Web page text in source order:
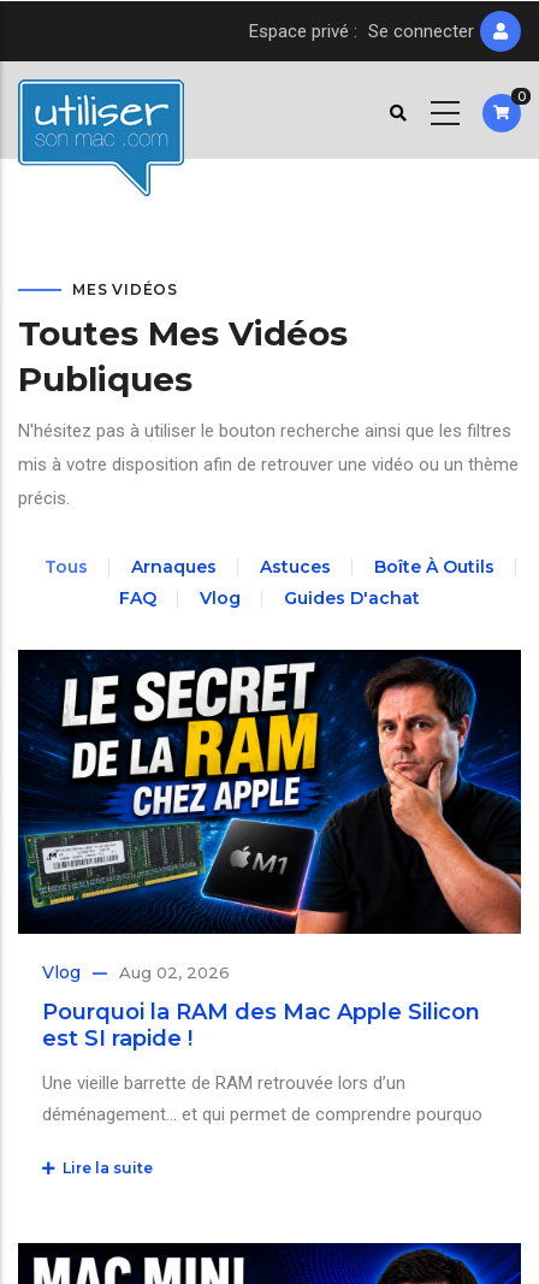
contenu
principal
Espace privé : Se connecter
0
MES VIDÉOS
Toutes Mes Vidéos
Publiques
N'hésitez pas à utiliser le bouton recherche ainsi que les filtres
mis à votre disposition afin de retrouver une vidéo ou un thème
précis.
Tous Arnaques Astuces
Boîte À Outils
FAQ
Vlog Guides D'achat
Vlog Aug 02, 2026
Pourquoi la RAM des Mac Apple Silicon
est SI rapide !
Une vieille barrette de RAM retrouvée lors d’un
déménagement… et qui permet de comprendre pourquo
Lire la suite